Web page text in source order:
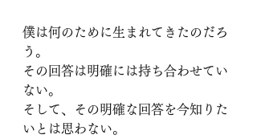
僕は何のために生まれてきたのだろ
う。
その回答は明確には持ち合わせてい
ない。
そして、その明確な回答を今知りた
いとは思わない。